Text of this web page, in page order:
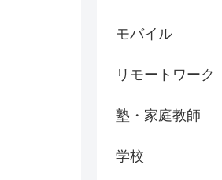
モバイル
リモートワーク
塾・家庭教師
学校